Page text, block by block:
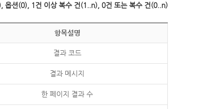
옵션(0), 1건 이상 복수 건(1..n), 0건 또는 복수 건(0..n)
항목설명
결과 코드
결과 메시지
한 페이지 결과 수